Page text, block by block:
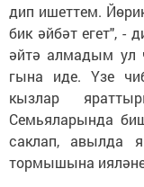
дип ишеттем.
бик әйбәт егет", -
әйтә алмадым ул
гына иде. Үзе
кызлар
Семьяларында
саклап, авылда
тормышына